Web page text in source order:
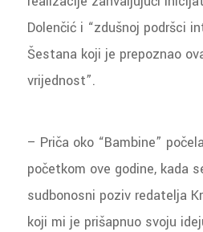
Dolenčić i “zdušnoj podršci
Šestana koji je prepoznao
vrijednost”.
– Priča oko “Bambine”
početkom ove godine, kada
sudbonosni poziv redatelja
koji mi je prišapnuo svoju